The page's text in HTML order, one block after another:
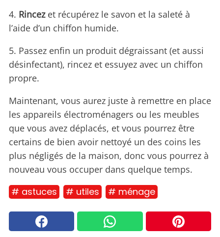
4. Rincez et récupérez le savon et la saleté à
l’aide d’un chiffon humide.
5. Passez enfin un produit dégraissant (et aussi
désinfectant), rincez et essuyez avec un chiffon
propre.
Maintenant, vous aurez juste à remettre en place
les appareils électroménagers ou les meubles
que vous avez déplacés, et vous pourrez être
certains de bien avoir nettoyé un des coins les
plus négligés de la maison, donc vous pourrez à
nouveau vous occuper dans quelque temps.
# astuces # utiles # ménage